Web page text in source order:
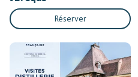
Réserver